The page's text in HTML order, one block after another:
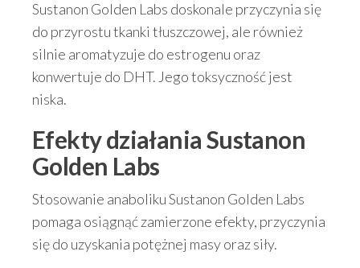
Sustanon Golden Labs doskonale przyczynia się
do przyrostu tkanki tłuszczowej, ale również
silnie aromatyzuje do estrogenu oraz
konwertuje do DHT. Jego toksyczność jest
niska.
Efekty działaniaSustanon
Golden Labs
Stosowanie anaboliku Sustanon Golden Labs
pomaga osiągnąć zamierzone efekty, przyczynia
się do uzyskania potężnej masy oraz siły.